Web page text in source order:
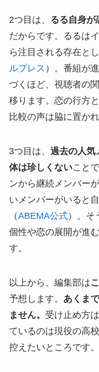
2つ目は、
るる自身が
だからです。るるは
ら注目される存在と
ルプレス ）。番組が
づくほど、視聴者の
移ります。恋の行方
比較の声は脇に置か
3つ目は、 過去の人気
体は珍しくないこと
ンから継続メンバー
いメンバーがいると
（ABEMA公式）。そ
個性や恋の展開が進
す。
以上から、編集部は
予想します。 あくま
ません。 受け止め方
ているのは現役の高
控えたいところです。